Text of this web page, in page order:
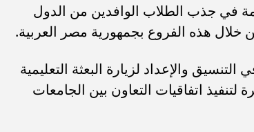
في جذب الطلاب الوافدين من الدول
خلال هذه الفروع بجمهورية مصر العربية.
والإعداد لزيارة البعثة التعليمية
لتنفيذ اتفاقيات التعاون بين الجامعات
الكاتب الصحفي محمد إمام يكتب..
”حافظوا علي مصر”